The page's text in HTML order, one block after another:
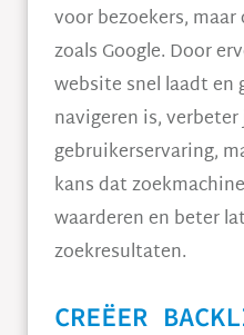
voor bezoekers,
zoals Google. Door
website snel laadt en
navigeren is,
gebruikerservaring,
kans dat
waarderen en beter
zoekresultaten.
CREËER